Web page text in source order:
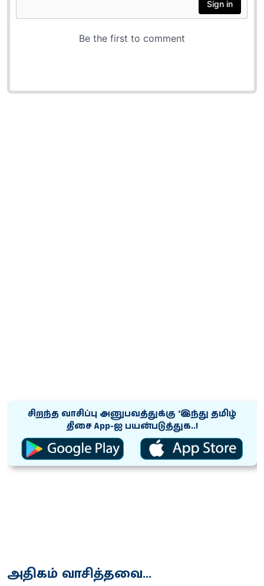
சிறந்த வாசிப்பு அனுபவத்துக்கு ‘இந்து தமிழ்
திசை App-ஐ பயன்படுத்துக..!
அதிகம் வாசித்தவை...